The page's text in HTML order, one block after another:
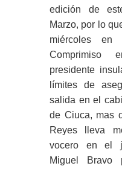
edición de
Marzo, por lo
miércoles
Comprimiso
presidente
límites de
salida en el
de Ciuca, mas
Reyes lleva
vocero en el
Miguel Bravo